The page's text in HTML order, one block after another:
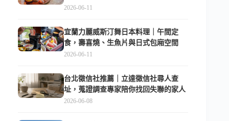
2026-06-11
宜蘭力麗威斯汀舞日本料理｜午間定
食，壽喜燒、生魚片與日式包廂空間
2026-06-11
台北徵信社推薦｜立達徵信社尋人查
址，蒐證調查專家陪你找回失聯的家人
2026-06-08